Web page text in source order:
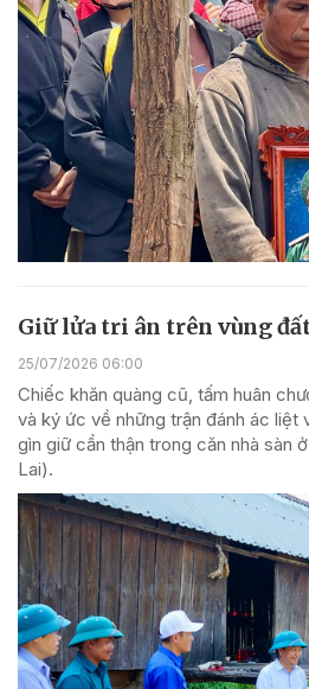
Giữ lửa tri ân trên vùng
25/07/2026 06:00
Chiếc khăn quàng cũ, tấm huân
và ký ức về những trận đánh ác liệt
gìn giữ cẩn thận trong căn nhà sàn
Lai).